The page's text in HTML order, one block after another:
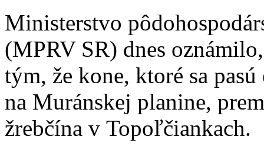
Ministerstvo
(MPRV SR) dnes
tým, že kone, ktoré sa
na Muránskej planine,
žrebčína v Topoľčiankach.